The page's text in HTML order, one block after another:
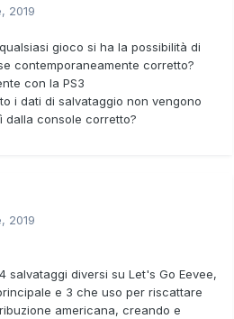
2019
gioco si ha la possibilità di
contemporaneamente corretto?
con la PS3
i dati di salvataggio non vengono
dalla console corretto?
2019
salvataggi diversi su Let's Go Eevee,
e 3 che uso per riscattare
americana, creando e